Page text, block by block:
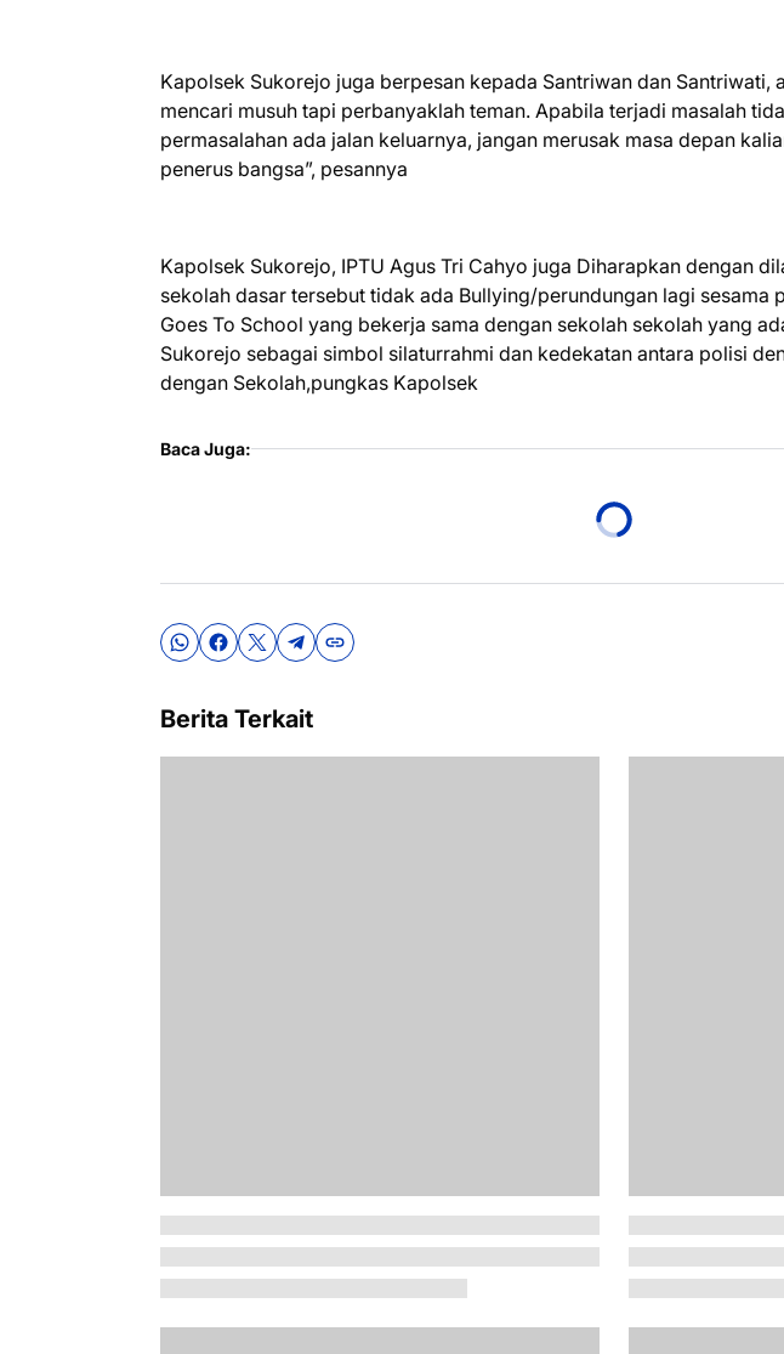
Kapolsek Sukorejo juga berpesan kepada Santriwan dan Santriwati,
mencari musuh tapi perbanyaklah teman. Apabila terjadi masalah
permasalahan ada jalan keluarnya, jangan merusak masa depan
penerus bangsa”, pesannya
Kapolsek Sukorejo, IPTU Agus Tri Cahyo juga Diharapkan dengan
sekolah dasar tersebut tidak ada Bullying/perundungan lagi sesama
Goes To School yang bekerja sama dengan sekolah sekolah yang
Sukorejo sebagai simbol silaturrahmi dan kedekatan antara polisi
dengan Sekolah,pungkas Kapolsek
Baca Juga:
Berita Terkait